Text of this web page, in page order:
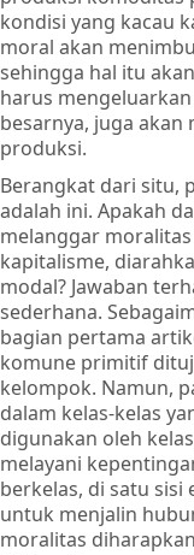
kondisi yang kacau
moral akan
sehingga hal itu
harus
besarnya, juga
produksi.
Berangkat dari situ,
adalah ini. Apakah
melanggar
kapitalisme,
modal? Jawaban
sederhana.
bagian pertama
komune primitif
kelompok. Namun,
dalam kelas-kelas
digunakan oleh
melayani
berkelas, di satu
untuk menjalin
moralitas